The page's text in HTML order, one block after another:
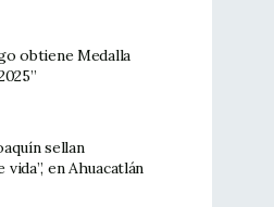
obtiene Medalla
sellan
en Ahuacatlán